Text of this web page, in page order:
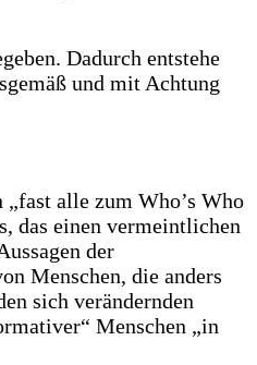
Dadurch entstehe
und mit Achtung
alle zum Who’s Who
das einen vermeintlichen
der
Menschen, die anders
sich verändernden
Menschen „in